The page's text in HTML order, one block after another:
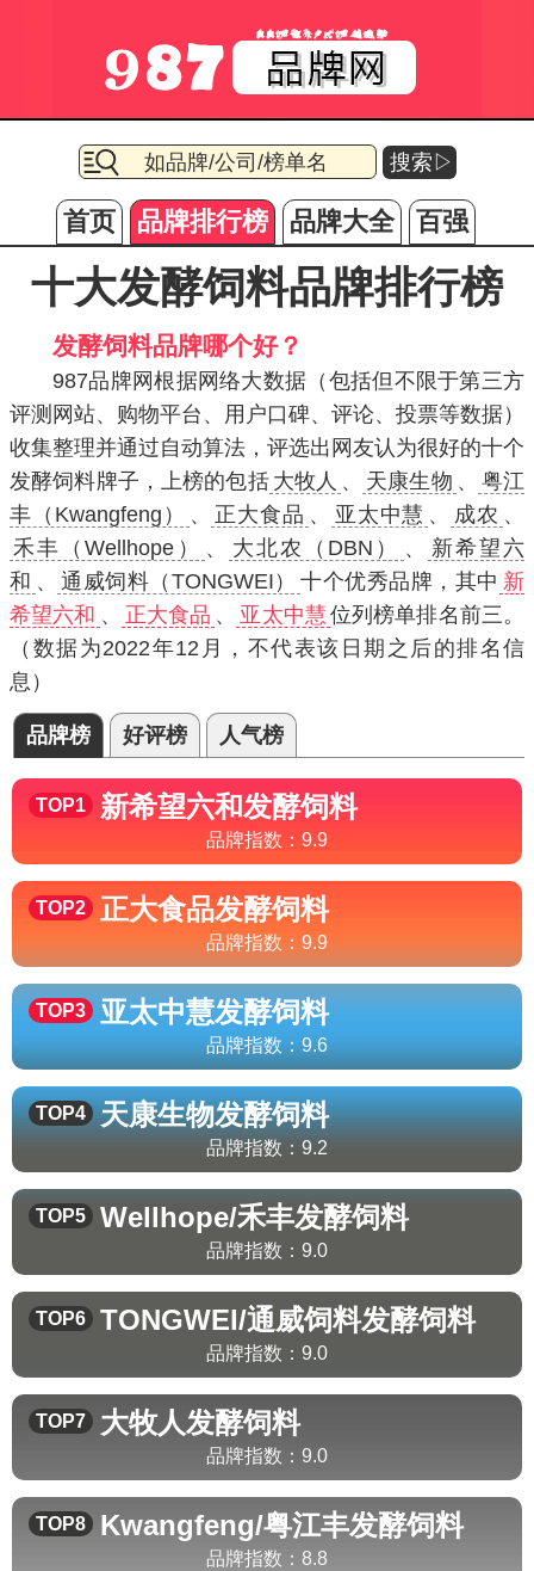
搜索▷
首页 品牌排行榜 品牌大全 百强
十大发酵饲料品牌排行榜
发酵饲料品牌哪个好？
987品牌网根据网络大数据（包括但不限于第三方
评测网站、购物平台、用户口碑、评论、投票等数据）
收集整理并通过自动算法，评选出网友认为很好的十个
发酵饲料牌子，上榜的包括 大牧人 、 天康生物 、
粤江
丰（Kwangfeng）
、 正大食品 、 亚太中慧 、 成农 、
禾丰（Wellhope）
、 大北农（DBN） 、
新希望六
和 、 通威饲料（TONGWEI） 十个优秀品牌，其中 新
希望六和 、 正大食品 、 亚太中慧 位列榜单排名前三。
（数据为2022年12月，不代表该日期之后的排名信
息）
品牌榜 好评榜 人气榜
TOP1 新希望六和发酵饲料
品牌指数： 9.9
TOP2 正大食品发酵饲料
品牌指数： 9.9
TOP3 亚太中慧发酵饲料
品牌指数： 9.6
TOP4 天康生物发酵饲料
品牌指数： 9.2
TOP5 Wellhope/禾丰发酵饲料
品牌指数： 9.0
TOP6 TONGWEI/通威饲料发酵饲料
品牌指数： 9.0
TOP7 大牧人发酵饲料
品牌指数： 9.0
TOP8 Kwangfeng/粤江丰发酵饲料
品牌指数： 8.8